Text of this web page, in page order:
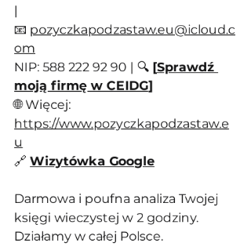
|
📧 pozyczkapodzastaw.eu@icloud.c
om
NIP: 588 222 92 90 | 🔍 [Sprawdź
moją firmę w CEIDG]
🌐 Więcej:
https://www.pozyczkapodzastaw.e
u
🔗 Wizytówka Google
Darmowa i poufna analiza Twojej
księgi wieczystej w 2 godziny.
Działamy w całej Polsce.